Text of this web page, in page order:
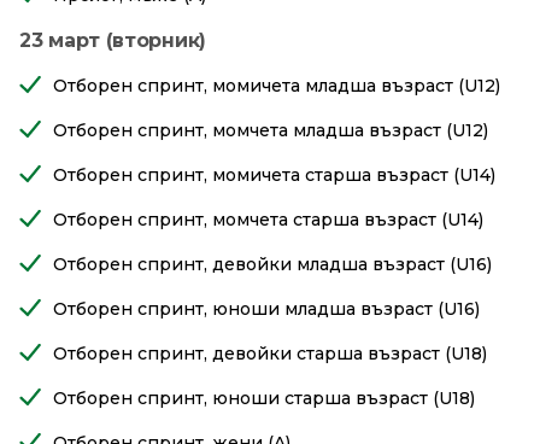
23 март (вторник)
Отборен спринт, момичета младша възраст (U12)
Отборен спринт, момчета младша възраст (U12)
Отборен спринт, момичета старша възраст (U14)
Отборен спринт, момчета старша възраст (U14)
Отборен спринт, девойки младша възраст (U16)
Отборен спринт, юноши младша възраст (U16)
Отборен спринт, девойки старша възраст (U18)
Отборен спринт, юноши старша възраст (U18)